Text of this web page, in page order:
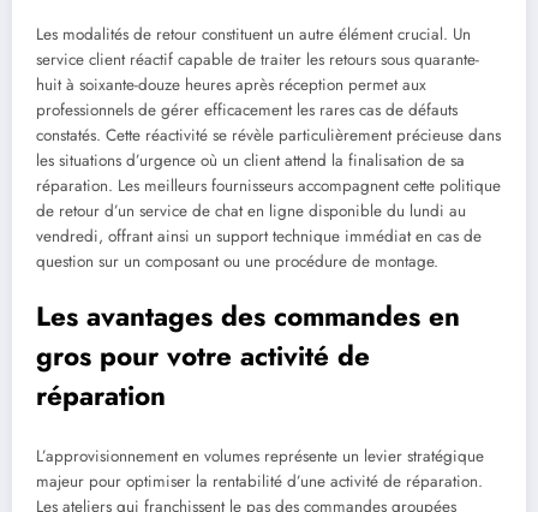
Les modalités de retour constituent un autre élément crucial. Un
service client réactif capable de traiter les retours sous quarante-
huit à soixante-douze heures après réception permet aux
professionnels de gérer efficacement les rares cas de défauts
constatés. Cette réactivité se révèle particulièrement précieuse dans
les situations d’urgence où un client attend la finalisation de sa
réparation. Les meilleurs fournisseurs accompagnent cette politique
de retour d’un service de chat en ligne disponible du lundi au
vendredi, offrant ainsi un support technique immédiat en cas de
question sur un composant ou une procédure de montage.
Les avantages des commandes en
gros pour votre activité de
réparation
L’approvisionnement en volumes représente un levier stratégique
majeur pour optimiser la rentabilité d’une activité de réparation.
Les ateliers qui franchissent le pas des commandes groupées